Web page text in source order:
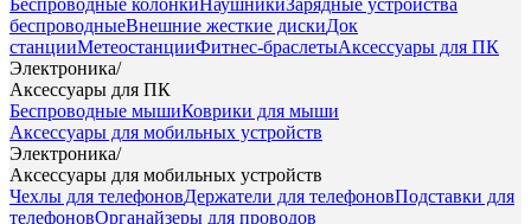
Беспроводные колонкиНаушникиЗарядные устройства
беспроводныеВнешние жесткие дискиДок
станцииМетеостанцииФитнес-браслетыАксессуары для ПК
Электроника/
Аксессуары для ПК
Беспроводные мышиКоврики для мыши
Аксессуары для мобильных устройств
Электроника/
Аксессуары для мобильных устройств
Чехлы для телефоновДержатели для телефоновПодставки для
телефоновОрганайзеры для проводов